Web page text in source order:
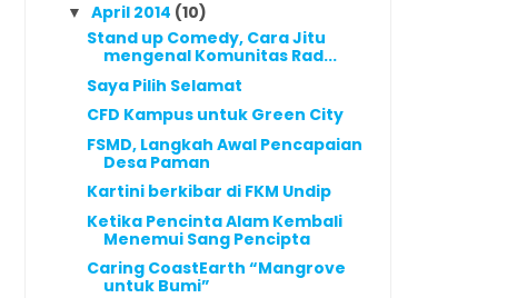
▼ April 2014 (10)
Stand up Comedy, Cara Jitu
mengenal Komunitas Rad...
Saya Pilih Selamat
CFD Kampus untuk Green City
FSMD, Langkah Awal Pencapaian
Desa Paman
Kartini berkibar di FKM Undip
Ketika Pencinta Alam Kembali
Menemui Sang Pencipta
Caring CoastEarth “Mangrove
untuk Bumi”